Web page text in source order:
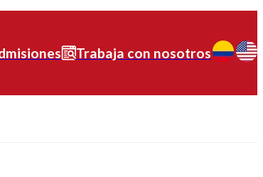
Trabaja con nosotros